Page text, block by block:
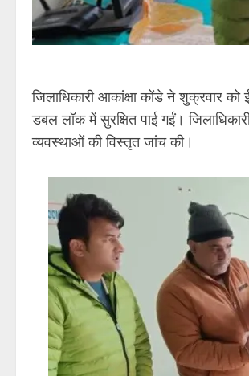
जिलाधिकारी आकांक्षा कोंडे ने शुक्रवार को
डबल लॉक में सुरक्षित पाई गईं।
व्यवस्थाओं की विस्तृत जांच की।